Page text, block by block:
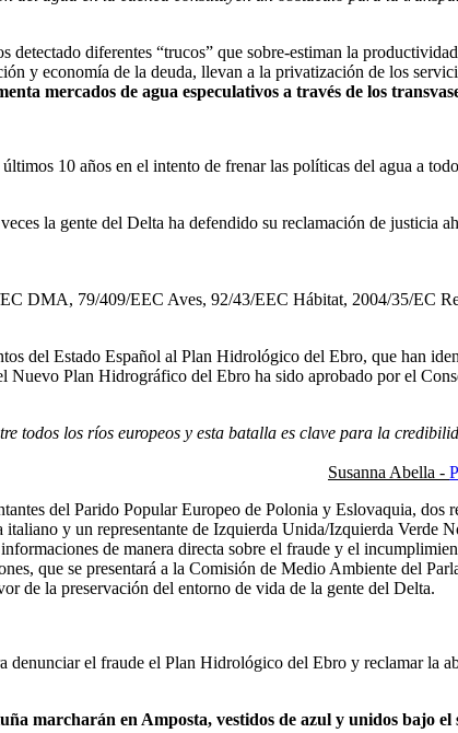
diferentes “trucos” que sobre-estiman la
y economía de la deuda, llevan a la privatización de los
mercados de agua especulativos a través de los
10 años en el intento de frenar las políticas del agua a
la gente del Delta ha defendido su reclamación de justicia
DMA, 79/409/EEC Aves, 92/43/EEC Hábitat, 2004/35/EC
del Estado Español al Plan Hidrológico del Ebro, que han
Nuevo Plan Hidrográfico del Ebro ha sido aprobado por el
todos los ríos europeos y esta batalla es clave para la
Susanna Abella -
del Parido Popular Europeo de Polonia y Eslovaquia, dos
y un representante de Izquierda Unida/Izquierda Verde
de manera directa sobre el fraude y el
que se presentará a la Comisión de Medio Ambiente del
de la preservación del entorno de vida de la gente del Delta.
denunciar el fraude el Plan Hidrológico del Ebro y reclamar la
marcharán en Amposta, vestidos de azul y unidos bajo